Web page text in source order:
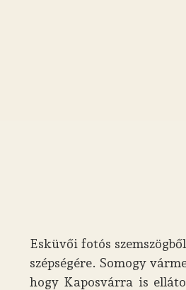
Esküvői fotós
szépségére. Somogy
hogy Kaposvárra is